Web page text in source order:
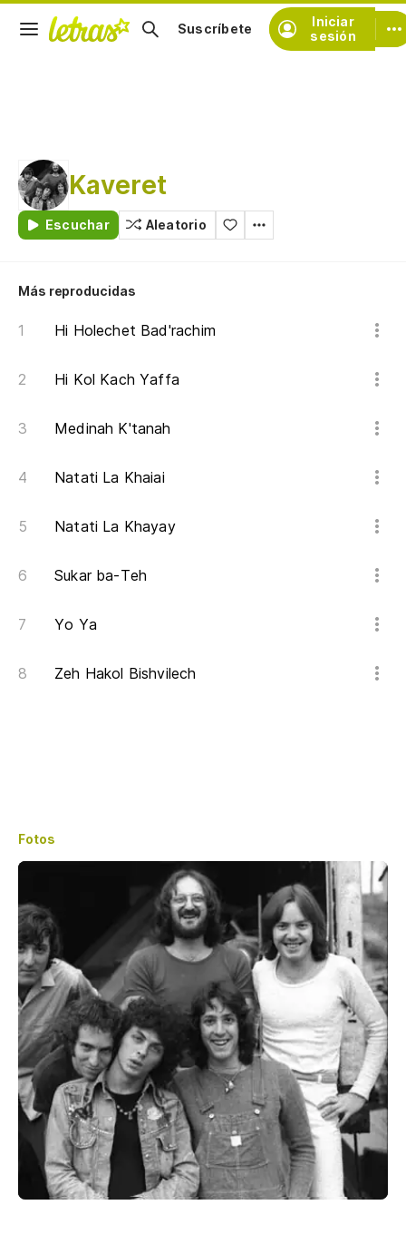
Iniciar
sesión
Suscríbete
Kaveret
Escuchar Aleatorio
Más reproducidas
Hi Holechet Bad'rachim
Hi Kol Kach Yaffa
Medinah K'tanah
Natati La Khaiai
Natati La Khayay
Sukar ba-Teh
Yo Ya
Zeh Hakol Bishvilech
Fotos